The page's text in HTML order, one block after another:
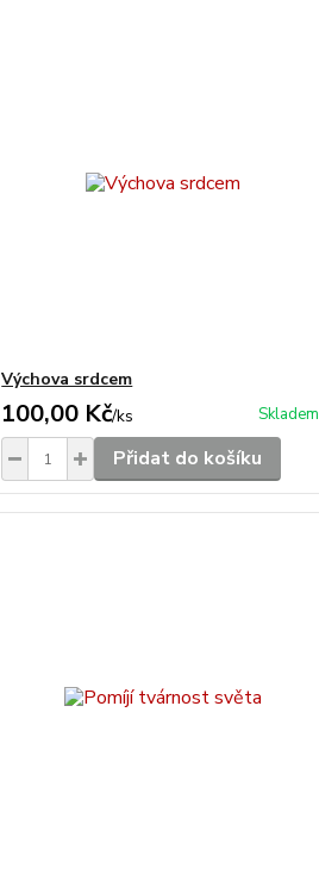
Výchova srdcem
100,00 Kč/ks Skladem
Přidat do košíku